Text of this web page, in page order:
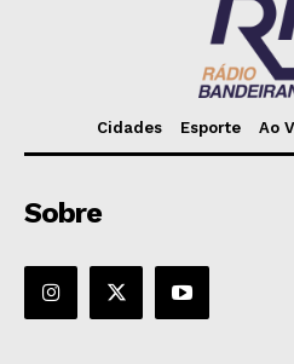
Cidades Esporte Ao
Sobre